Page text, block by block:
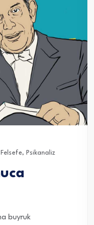
Felsefe, Psikanaliz
buyruk